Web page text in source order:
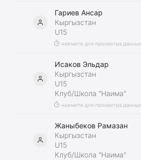
Гариев Ансар
Кыргызстан
U15
нажмите для просмотра данных
Исаков Эльдар
Кыргызстан
U15
Клуб/Школа "Наима"
нажмите для просмотра данных
Жаныбеков Рамазан
Кыргызстан
U15
Клуб/Школа "Наима"